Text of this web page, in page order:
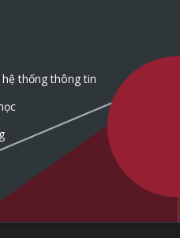
thống thông tin